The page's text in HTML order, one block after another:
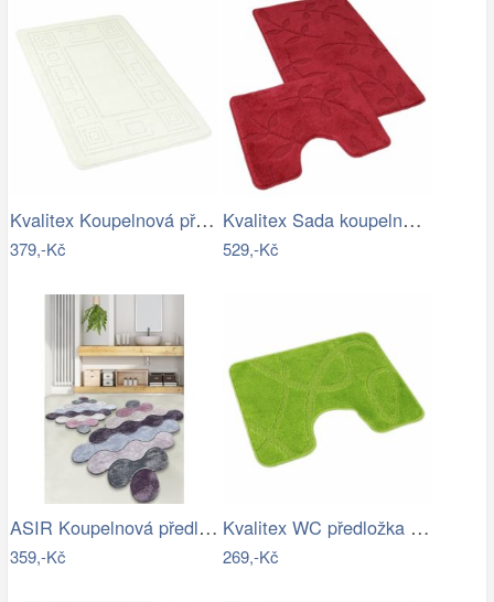
Kvalitex Koupelnová předložka Ornament…
379,-Kč
Kvalitex Sada koupelnových předložek…
529,-Kč
ASIR Koupelnová předložka CIRCLE…
359,-Kč
Kvalitex WC předložka Elipsy zelená, 60…
269,-Kč